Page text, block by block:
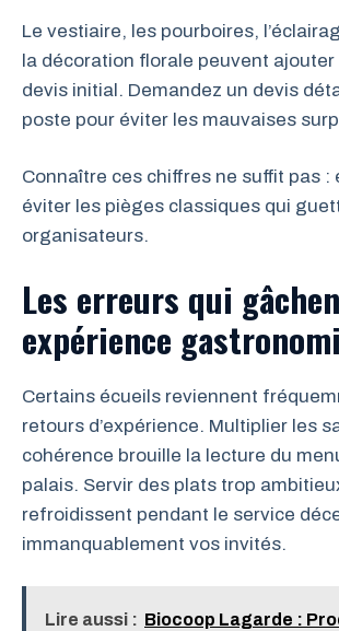
Le vestiaire, les pourboires,
la décoration florale peuvent ajouter
devis initial. Demandez un devis
poste pour éviter les mauvaises
Connaître ces chiffres ne suffit pas :
éviter les pièges classiques qui
organisateurs.
Les erreurs qui
expérience
Certains écueils reviennent
retours d’expérience. Multiplier les
cohérence brouille la lecture du
palais. Servir des plats trop
refroidissent pendant le service
immanquablement vos invités.
Lire aussi : Biocoop Lagarde :